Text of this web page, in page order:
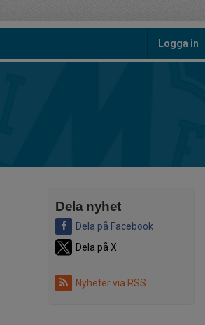
Logga in
Dela nyhet
Dela på Facebook
Dela på X
Nyheter via RSS